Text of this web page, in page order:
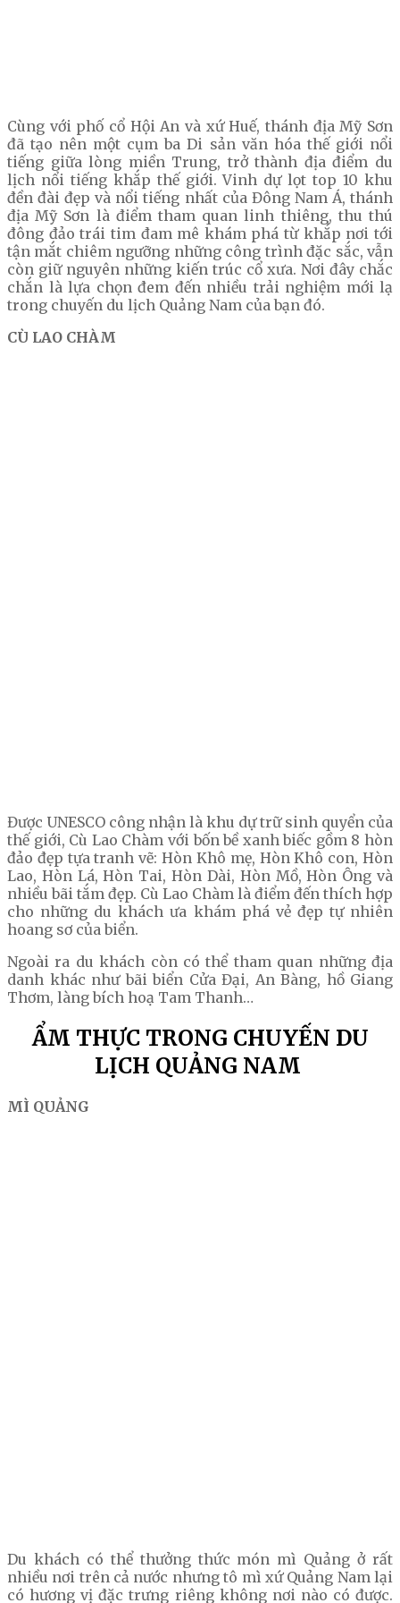
Cùng với phố cổ Hội An và xứ Huế, thánh địa Mỹ Sơn
đã tạo nên một cụm ba Di sản văn hóa thế giới nổi
tiếng giữa lòng miền Trung, trở thành địa điểm du
lịch nổi tiếng khắp thế giới. Vinh dự lọt top 10 khu
đền đài đẹp và nổi tiếng nhất của Đông Nam Á, thánh
địa Mỹ Sơn là điểm tham quan linh thiêng, thu thú
đông đảo trái tim đam mê khám phá từ khắp nơi tới
tận mắt chiêm ngưỡng những công trình đặc sắc, vẫn
còn giữ nguyên những kiến trúc cổ xưa. Nơi đây chắc
chắn là lựa chọn đem đến nhiều trải nghiệm mới lạ
trong chuyến du lịch Quảng Nam của bạn đó.
CÙ LAO CHÀM
Được UNESCO công nhận là khu dự trữ sinh quyển của
thế giới, Cù Lao Chàm với bốn bề xanh biếc gồm 8 hòn
đảo đẹp tựa tranh vẽ: Hòn Khô mẹ, Hòn Khô con, Hòn
Lao, Hòn Lá, Hòn Tai, Hòn Dài, Hòn Mồ, Hòn Ông và
nhiều bãi tắm đẹp. Cù Lao Chàm là điểm đến thích hợp
cho những du khách ưa khám phá vẻ đẹp tự nhiên
hoang sơ của biển.
Ngoài ra du khách còn có thể tham quan những địa
danh khác như bãi biển Cửa Đại, An Bàng, hồ Giang
Thơm, làng bích hoạ Tam Thanh…
ẨM THỰC TRONG CHUYẾN DU
LỊCH QUẢNG NAM
MÌ QUẢNG
Du khách có thể thưởng thức món mì Quảng ở rất
nhiều nơi trên cả nước nhưng tô mì xứ Quảng Nam lại
có hương vị đặc trưng riêng không nơi nào có được.